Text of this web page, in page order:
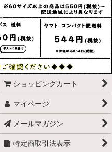
ショッピングカート
マイページ
メールマガジン
特定商取引法表示